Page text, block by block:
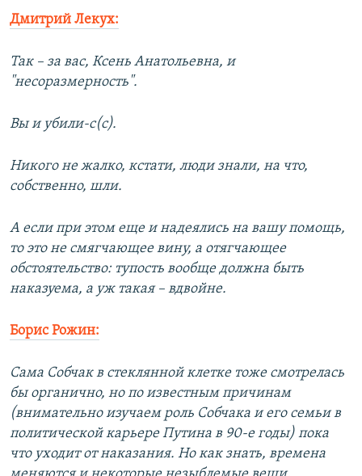
Дмитрий Лекух:
Так – за вас, Ксень Анатольевна, и
"несоразмерность".
Вы и убили-с(с).
Никого не жалко, кстати, люди знали, на что,
собственно, шли.
А если при этом еще и надеялись на вашу помощь,
то это не смягчающее вину, а отягчающее
обстоятельство: тупость вообще должна быть
наказуема, а уж такая – вдвойне.
Борис Рожин:
Сама Собчак в стеклянной клетке тоже смотрелась
бы органично, но по известным причинам
(внимательно изучаем роль Собчака и его семьи в
политической карьере Путина в 90-е годы) пока
что уходит от наказания. Но как знать, времена